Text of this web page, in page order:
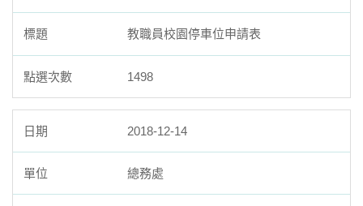
教職員校園停車位申請表
1498
2018-12-14
總務處